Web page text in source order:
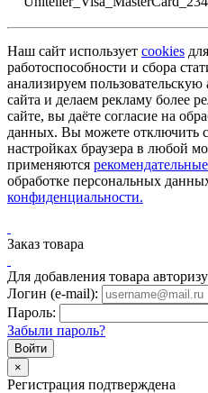
Наш сайт использует cookies
работоспособности и сбора
анализируем
сайта и делаем рекламу более
сайте, вы даёте согласие на
данных. Вы можете отключить
настройках браузера в любой
применяются
обработке персональных
конфиденциальности.
Заказ товара
Для добавления товара
Логин (e-mail):
Пароль:
Забыли пароль?
×
Регистрация подтверждена